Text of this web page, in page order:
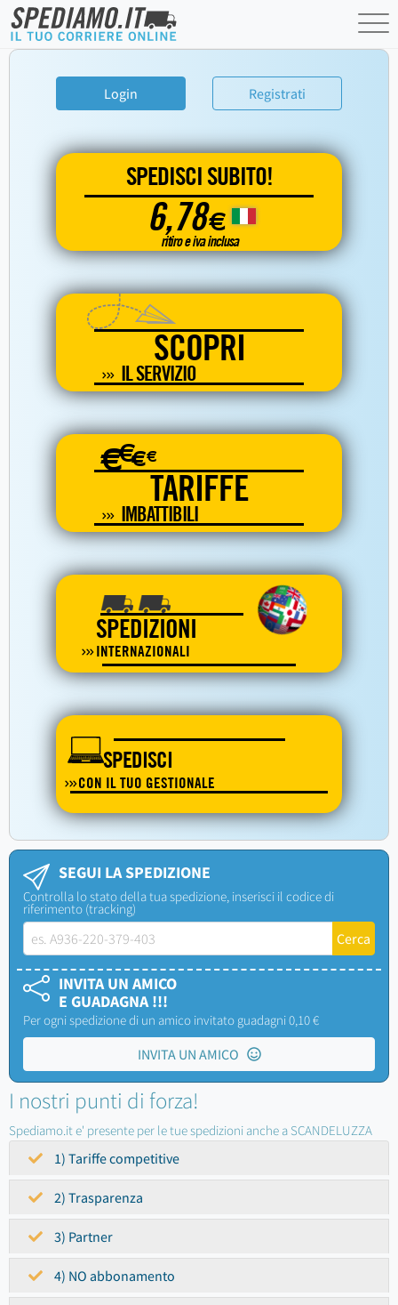
Login Registrati
SPEDISCI SUBITO!
6,78€
ritiro e iva inclusa
SCOPRI
IL SERVIZIO
€€€€
TARIFFE
IMBATTIBILI
SPEDIZIONI
INTERNAZIONALI
SPEDISCI
CON IL TUO GESTIONALE
SEGUI LA SPEDIZIONE
Controlla lo stato della tua spedizione, inserisci il codice di
riferimento (tracking)
INVITA UN AMICO
E GUADAGNA !!!
Per ogni spedizione di un amico invitato guadagni 0,10 €
INVITA UN AMICO
I nostri punti di forza!
Spediamo.it e' presente per le tue spedizioni anche a SCANDELUZZA
1) Tariffe competitive
2) Trasparenza
3) Partner
4) NO abbonamento